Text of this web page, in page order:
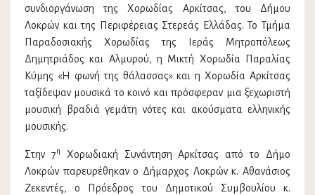
συνδιοργάνωση της Χορωδίας Αρκίτσας, του Δήμου
Λοκρών και της Περιφέρειας Στερεάς Ελλάδας. Το Τμήμα
Παραδοσιακής Χορωδίας της Ιεράς Μητροπόλεως
Δημητριάδος και Αλμυρού, η Μικτή Χορωδία Παραλίας
Κύμης «Η φωνή της θάλασσας» και η Χορωδία Αρκίτσας
ταξίδεψαν μουσικά το κοινό και πρόσφεραν μια ξεχωριστή
μουσική βραδιά γεμάτη νότες και ακούσματα ελληνικής
μουσικής.
Στην 7η
Χορωδιακή Συνάντηση Αρκίτσας από το Δήμο
Λοκρών παρευρέθηκαν ο Δήμαρχος Λοκρών κ. Αθανάσιος
Ζεκεντές, ο Πρόεδρος του Δημοτικού Συμβουλίου κ.